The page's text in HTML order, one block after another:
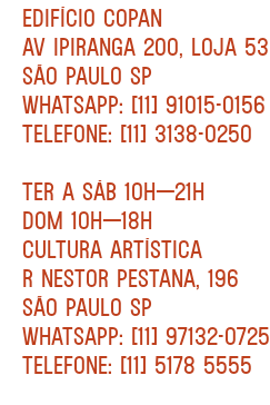
EDIFÍCIO COPAN
AV IPIRANGA 200, LOJA 53
SÃO PAULO SP
WHATSAPP: [11] 91015-0156
TELEFONE: [11] 3138-0250
TER A SÁB 10H—21H
DOM 10H—18H
CULTURA ARTÍSTICA
R NESTOR PESTANA, 196
SÃO PAULO SP
WHATSAPP: [11] 97132-0725
TELEFONE: [11] 5178 5555